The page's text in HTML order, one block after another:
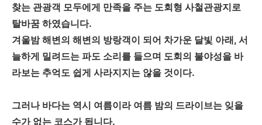
찾는 관광객 모두에게 만족을 주는 도회형 사철관광지로
탈바꿈 하였습니다.
겨울밤 해변의 해변의 방랑객이 되어 차가운 달빛 아래, 서
늘하게 밀려드는 파도 소리를 들으며 도회의 불야성을 바
라보는 추억도 쉽게 사라지지는 않을 것이다.
그러나 바다는 역시 여름이라 여름 밤의 드라이브는 잊을
수가 없는 코스가 됩니다.